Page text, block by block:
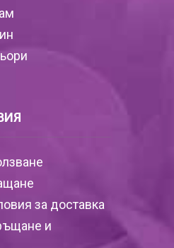
за доставка
и